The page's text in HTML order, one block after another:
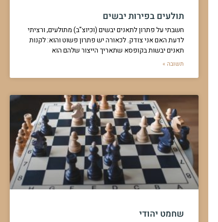
תולעים בפירות יבשים
חשבתי על פתרון לתאנים יבשים (וכיוצ"ב) מתולעים, ורציתי
לדעת האם אני צודק. לכאורה יש פתרון פשוט והוא: לקנות
תאנים יבשות בקופסא שתאריך הייצור שלהם הוא
תשובה »
שחמט יהודי